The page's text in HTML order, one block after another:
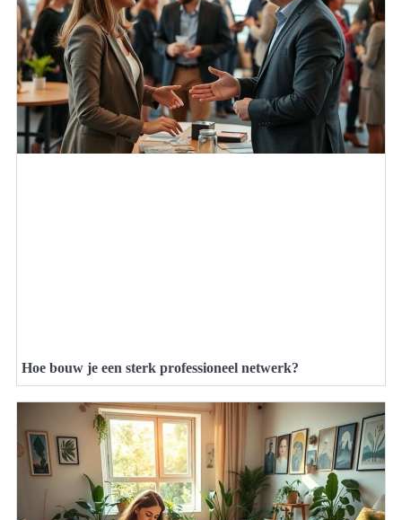
Hoe bouw je een sterk professioneel netwerk?